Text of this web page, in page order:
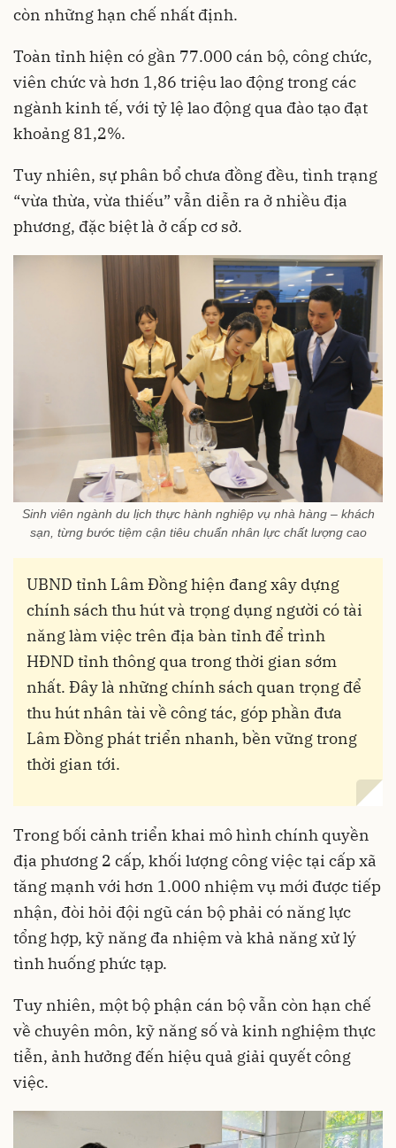
còn những hạn chế nhất định.
Toàn tỉnh hiện có gần 77.000 cán bộ, công chức,
viên chức và hơn 1,86 triệu lao động trong các
ngành kinh tế, với tỷ lệ lao động qua đào tạo đạt
khoảng 81,2%.
Tuy nhiên, sự phân bổ chưa đồng đều, tình trạng
“vừa thừa, vừa thiếu” vẫn diễn ra ở nhiều địa
phương, đặc biệt là ở cấp cơ sở.
Sinh viên ngành du lịch thực hành nghiệp vụ nhà hàng – khách
sạn, từng bước tiệm cận tiêu chuẩn nhân lực chất lượng cao
UBND tỉnh Lâm Đồng hiện đang xây dựng
chính sách thu hút và trọng dụng người có tài
năng làm việc trên địa bàn tỉnh để trình
HĐND tỉnh thông qua trong thời gian sớm
nhất. Đây là những chính sách quan trọng để
thu hút nhân tài về công tác, góp phần đưa
Lâm Đồng phát triển nhanh, bền vững trong
thời gian tới.
Trong bối cảnh triển khai mô hình chính quyền
địa phương 2 cấp, khối lượng công việc tại cấp xã
tăng mạnh với hơn 1.000 nhiệm vụ mới được tiếp
nhận, đòi hỏi đội ngũ cán bộ phải có năng lực
tổng hợp, kỹ năng đa nhiệm và khả năng xử lý
tình huống phức tạp.
Tuy nhiên, một bộ phận cán bộ vẫn còn hạn chế
về chuyên môn, kỹ năng số và kinh nghiệm thực
tiễn, ảnh hưởng đến hiệu quả giải quyết công
việc.